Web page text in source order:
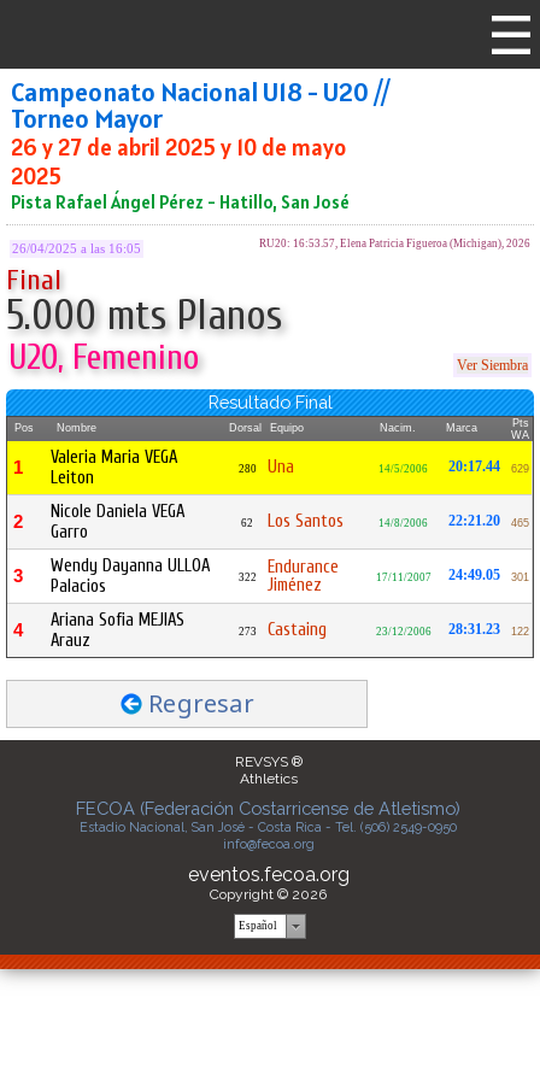
Campeonato Nacional U18 - U20 //
Torneo Mayor
26 y 27 de abril 2025 y 10 de mayo
2025
Pista Rafael Ángel Pérez - Hatillo, San José
26/04/2025 a las 16:05 RU20: 16:53.57, Elena Patricia Figueroa (Michigan), 2026
Final
5.000 mts Planos
U20, Femenino Ver Siembra
Resultado Final
Pos Nombre Dorsal Equipo Nacim. Marca
Pts
WA
1
Valeria Maria VEGA
Leiton
280 Una 14/5/2006 20:17.44 629
2
Nicole Daniela VEGA
Garro
62 Los Santos 14/8/2006 22:21.20 465
3
Wendy Dayanna ULLOA
Palacios
322
Endurance
Jiménez
17/11/2007 24:49.05 301
4
Ariana Sofia MEJIAS
Arauz
273 Castaing 23/12/2006 28:31.23 122
Regresar
REVSYS ®
Athletics
FECOA (Federación Costarricense de Atletismo)
Estadio Nacional, San José - Costa Rica - Tel. (506) 2549-0950
info@fecoa.org
eventos.fecoa.org
Copyright © 2026